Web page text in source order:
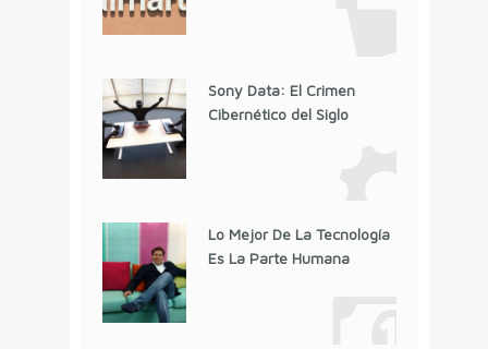
Sony Data: El Crimen
Cibernético del Siglo
Lo Mejor De La Tecnología
Es La Parte Humana